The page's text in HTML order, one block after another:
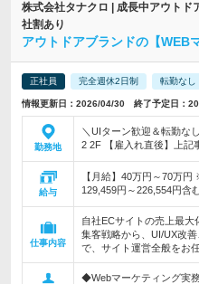
株式会社タナクロ | 成長中アウトド
社割あり
アウトドアブランドの【
正社員 完全週休2日制 転勤なし
情報更新日：2026/04/30 終了予定日：
勤務地
＼UIターン歓迎＆転勤な
2 2F 【雇入れ直後】上記
給与
【月給】40万円～70万
129,459円～226,554円含
仕事内容
自社ECサイトの売上最
集客戦略から、UI/UX改
で、サイト運営全般をお
◆Webマーケティング実